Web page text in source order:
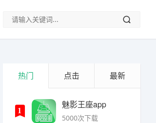
热门 点击 最新
1
魅影王座app
5000次下载